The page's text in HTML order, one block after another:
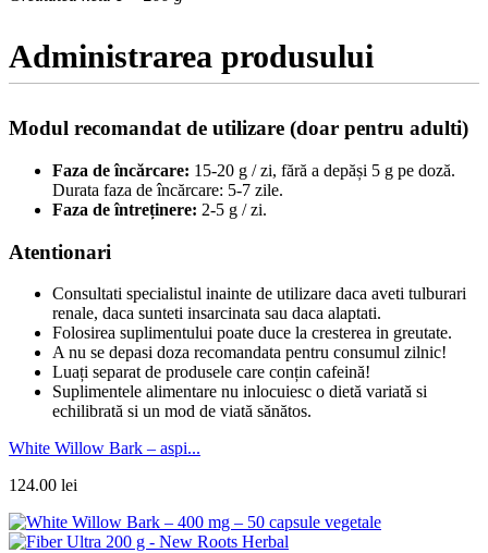
Administrarea produsului
Modul recomandat de utilizare (doar pentru adulti)
Faza de încărcare: 15-20 g / zi, fără a depăși 5 g pe doză.
Durata faza de încărcare: 5-7 zile.
Faza de întreținere: 2-5 g / zi.
Atentionari
Consultati specialistul inainte de utilizare daca aveti tulburari
renale, daca sunteti insarcinata sau daca alaptati.
Folosirea suplimentului poate duce la cresterea in greutate.
A nu se depasi doza recomandata pentru consumul zilnic!
Luați separat de produsele care conțin cafeină!
Suplimentele alimentare nu inlocuiesc o dietă variată si
echilibrată si un mod de viată sănătos.
White Willow Bark – aspi...
124.00 lei